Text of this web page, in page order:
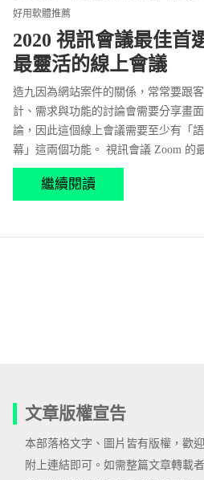
好用軟體推薦
2020 視訊會議最佳首
最靈活的線上會議
造九因為網站案件的關係，常常要跟
計、需求與功能的討論會需要分享畫
論，因此這個線上會議需要至少有「
幕」這兩個功能。 視訊會議 Zoom 的
繼續閱讀
文章版權宣告
本部落格文字、圖片皆有版權，歡
附上連結即可。如需整篇文章轉載